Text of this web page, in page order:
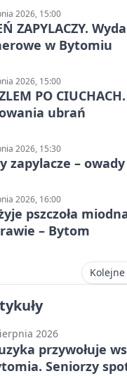
2026, 15:00
ZAPYLACZY.
w Bytomiu
2026, 15:00
PO
ubrań
2026, 15:30
zapylacze –
2026, 16:00
pszczoła
– Bytom
2026
przywołuje
Seniorzy